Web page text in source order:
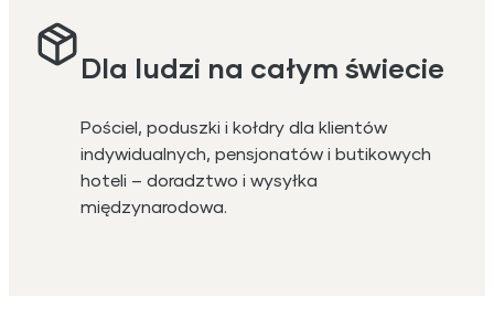
Dla ludzi na całym świecie
Pościel, poduszki i kołdry dla klientów
indywidualnych, pensjonatów i butikowych
hoteli – doradztwo i wysyłka
międzynarodowa.